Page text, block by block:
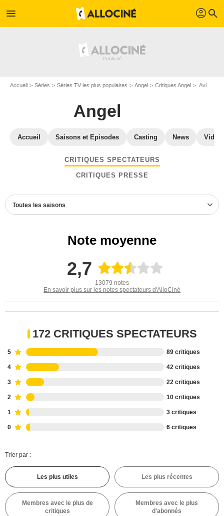
menu profil search
Accueil Séries Séries TV les plus populaires Angel Critiques Angel Avis Angel - Page 8
Angel
Accueil Saisons et Episodes Casting News
CRITIQUES SPECTATEURS
CRITIQUES PRESSE
Toutes les saisons
Note moyenne
2,7
13079 notes
En savoir plus sur les notes spectateurs d'AlloCiné
172 CRITIQUES SPECTATEURS
5 89 critiques
4 42 critiques
3 22 critiques
2 10 critiques
1 3 critiques
0 6 critiques
Trier par :
Les plus utiles Les plus récentes
Membres avec le plus de
critiques
Membres avec le plus
d'abonnés